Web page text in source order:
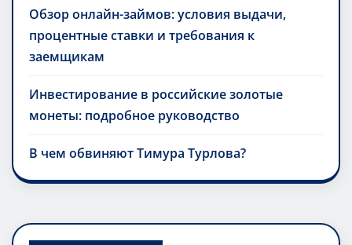
Обзор онлайн-займов: условия выдачи,
процентные ставки и требования к
заемщикам
Инвестирование в российские золотые
монеты: подробное руководство
В чем обвиняют Тимура Турлова?